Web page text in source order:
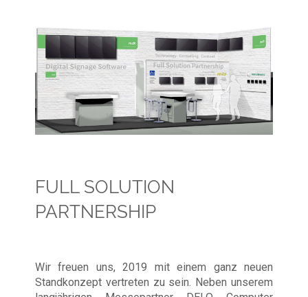
FULL SOLUTION
PARTNERSHIP
Wir freuen uns, 2019 mit einem ganz neuen
Standkonzept vertreten zu sein. Neben unserem